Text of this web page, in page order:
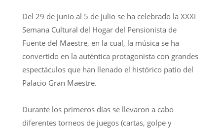
Del 29 de junio al 5 de julio se ha celebrado la XXXI
Semana Cultural del Hogar del Pensionista de
Fuente del Maestre, en la cual, la música se ha
convertido en la auténtica protagonista con grandes
espectáculos que han llenado el histórico patio del
Palacio Gran Maestre.
Durante los primeros días se llevaron a cabo
diferentes torneos de juegos (cartas, golpe y